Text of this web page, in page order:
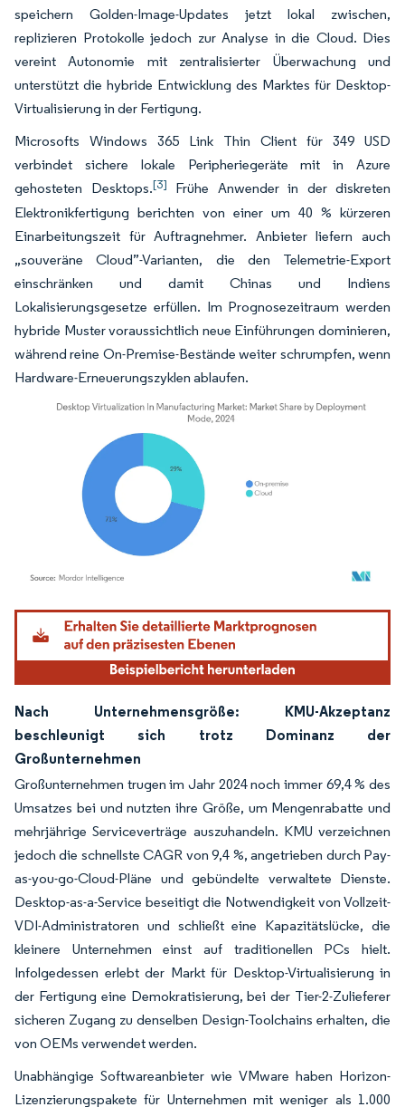
speichern Golden-Image-Updates jetzt lokal zwischen,
replizieren Protokolle jedoch zur Analyse in die Cloud. Dies
vereint Autonomie mit zentralisierter Überwachung und
unterstützt die hybride Entwicklung des Marktes für Desktop-
Virtualisierung in der Fertigung.
Microsofts Windows 365 Link Thin Client für 349 USD
verbindet sichere lokale Peripheriegeräte mit in Azure
gehosteten Desktops.[3] Frühe Anwender in der diskreten
Elektronikfertigung berichten von einer um 40 % kürzeren
Einarbeitungszeit für Auftragnehmer. Anbieter liefern auch
„souveräne Cloud”-Varianten, die den Telemetrie-Export
einschränken und damit Chinas und Indiens
Lokalisierungsgesetze erfüllen. Im Prognosezeitraum werden
hybride Muster voraussichtlich neue Einführungen dominieren,
während reine On-Premise-Bestände weiter schrumpfen, wenn
Hardware-Erneuerungszyklen ablaufen.
Bild © Mordor Intelligence. Wiederverwendung erfordert Namensnennung gemäß
Nach Unternehmensgröße: KMU-Akzeptanz
beschleunigt sich trotz Dominanz der
Großunternehmen
Großunternehmen trugen im Jahr 2024 noch immer 69,4 % des
Umsatzes bei und nutzten ihre Größe, um Mengenrabatte und
mehrjährige Serviceverträge auszuhandeln. KMU verzeichnen
jedoch die schnellste CAGR von 9,4 %, angetrieben durch Pay-
as-you-go-Cloud-Pläne und gebündelte verwaltete Dienste.
Desktop-as-a-Service beseitigt die Notwendigkeit von Vollzeit-
VDI-Administratoren und schließt eine Kapazitätslücke, die
kleinere Unternehmen einst auf traditionellen PCs hielt.
Infolgedessen erlebt der Markt für Desktop-Virtualisierung in
der Fertigung eine Demokratisierung, bei der Tier-2-Zulieferer
sicheren Zugang zu denselben Design-Toolchains erhalten, die
von OEMs verwendet werden.
Unabhängige Softwareanbieter wie VMware haben Horizon-
Lizenzierungspakete für Unternehmen mit weniger als 1.000